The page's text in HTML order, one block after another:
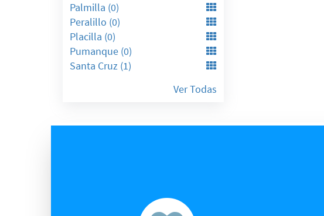
Palmilla (0)
Peralillo (0)
Placilla (0)
Pumanque (0)
Santa Cruz (1)
Ver Todas